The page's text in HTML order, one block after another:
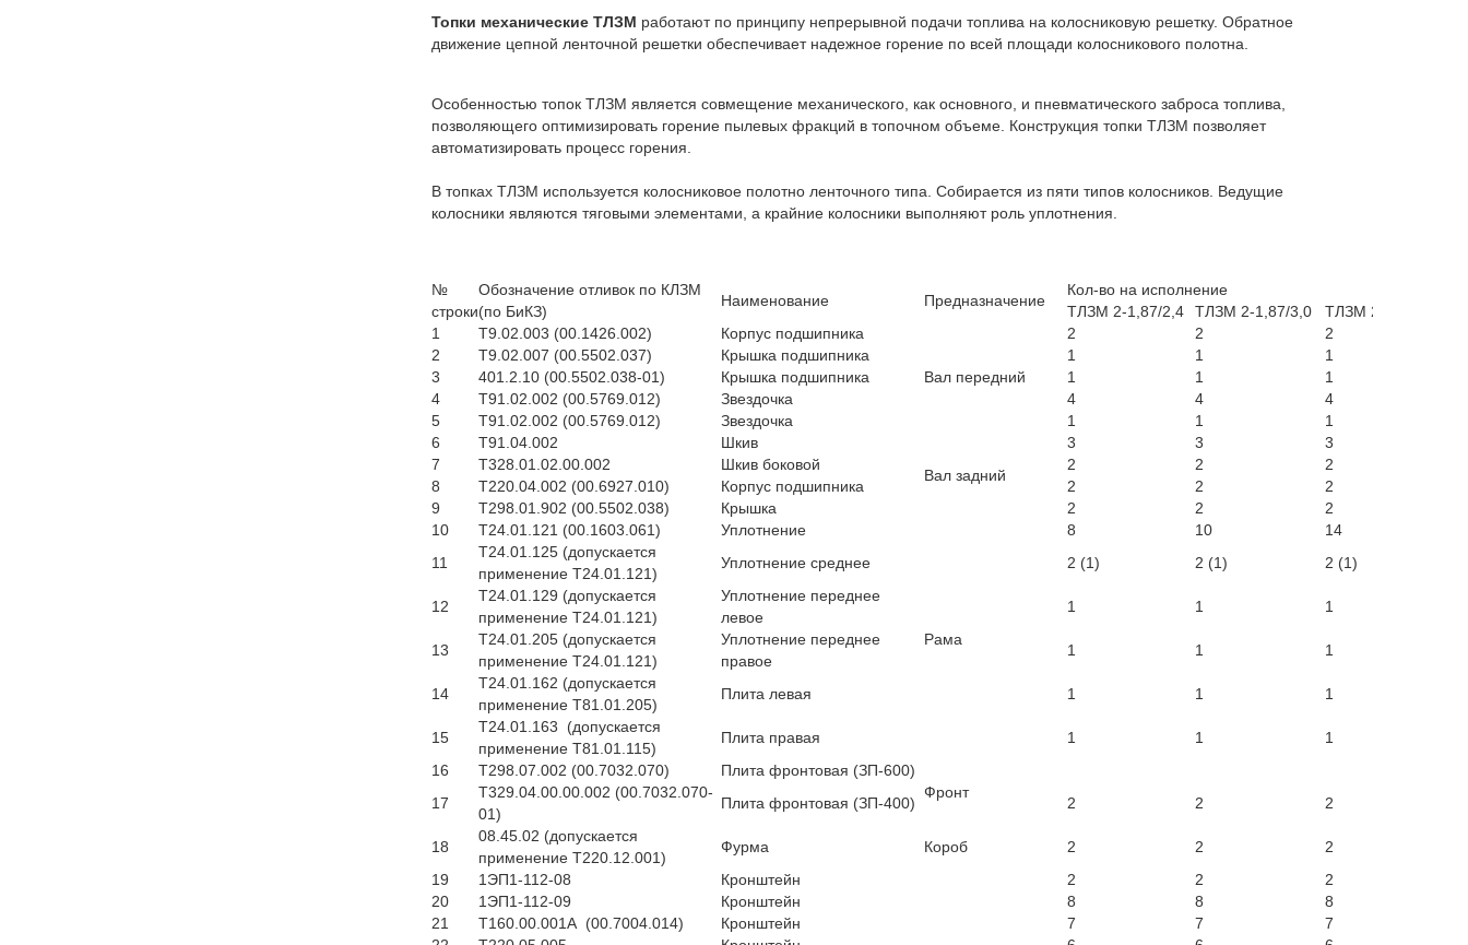
Топки механические ТЛЗМ работают по принципу непрерывной подачи топлива на колосниковую решетку. Обратное
движение цепной ленточной решетки обеспечивает надежное горение по всей площади колосникового полотна.
Особенностью топок ТЛЗМ является совмещение механического, как основного, и пневматического заброса топлива,
позволяющего оптимизировать горение пылевых фракций в топочном объеме. Конструкция топки ТЛЗМ позволяет
автоматизировать процесс горения.
В топках ТЛЗМ используется колосниковое полотно ленточного типа. Собирается из пяти типов колосников. Ведущие
колосники являются тяговыми элементами, а крайние колосники выполняют роль уплотнения.
№
строки
Обозначение отливок по КЛЗМ
(по БиКЗ)
Наименование Предназначение
Кол-во на исполнение
ТЛЗМ 2-1,87/2,4
ТЛЗМ 2-1,87/3,0 ТЛЗМ 2-1,87/4,0
1
Т9.02.003 (00.1426.002) Корпус подшипника
Вал передний
2 2 2
2
Т9.02.007 (00.5502.037) Крышка подшипника 1 1 1
3
401.2.10 (00.5502.038-01) Крышка подшипника 1 1 1
4
Т91.02.002 (00.5769.012) Звездочка 4 4 4
5
Т91.02.002 (00.5769.012) Звездочка 1 1 1
6
Т91.04.002
Шкив
Вал задний
3 3 3
7
Т328.01.02.00.002 Шкив боковой 2 2 2
8
Т220.04.002 (00.6927.010) Корпус подшипника 2 2 2
9
Т298.01.902 (00.5502.038) Крышка 2 2 2
10
Т24.01.121 (00.1603.061) Уплотнение
Рама
8 10 14
11
Т24.01.125 (допускается
применение Т24.01.121)
Уплотнение среднее 2 (1) 2 (1) 2 (1)
12
Т24.01.129 (допускается
применение Т24.01.121)
Уплотнение переднее
левое
1 1 1
13
Т24.01.205 (допускается
применение Т24.01.121)
Уплотнение переднее
правое
1 1 1
14
Т24.01.162 (допускается
применение Т81.01.205)
Плита левая 1 1 1
15
Т24.01.163 (допускается
применение Т81.01.115)
Плита правая 1 1 1
16
Т298.07.002 (00.7032.070)
Плита фронтовая (ЗП-600)
Фронт
17
Т329.04.00.00.002 (00.7032.070-
01)
Плита фронтовая (ЗП-400) 2 2 2
18
08.45.02 (допускается
применение Т220.12.001)
Фурма Короб 2 2 2
19
1ЭП1-112-08 Кронштейн 2 2 2
20
1ЭП1-112-09 Кронштейн 8 8 8
21
Т160.00.001А (00.7004.014) Кронштейн 7 7 7